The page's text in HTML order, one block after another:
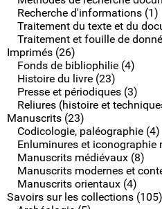
Recherche d'informations (1)
Traitement du texte et du
Traitement et fouille de
Imprimés (26)
Fonds de bibliophilie (4)
Histoire du livre (23)
Presse et périodiques (3)
Reliures (histoire et
Manuscrits (23)
Codicologie, paléographie (4)
Enluminures et iconographie
Manuscrits médiévaux (8)
Manuscrits modernes et
Manuscrits orientaux (4)
Savoirs sur les collections (105)